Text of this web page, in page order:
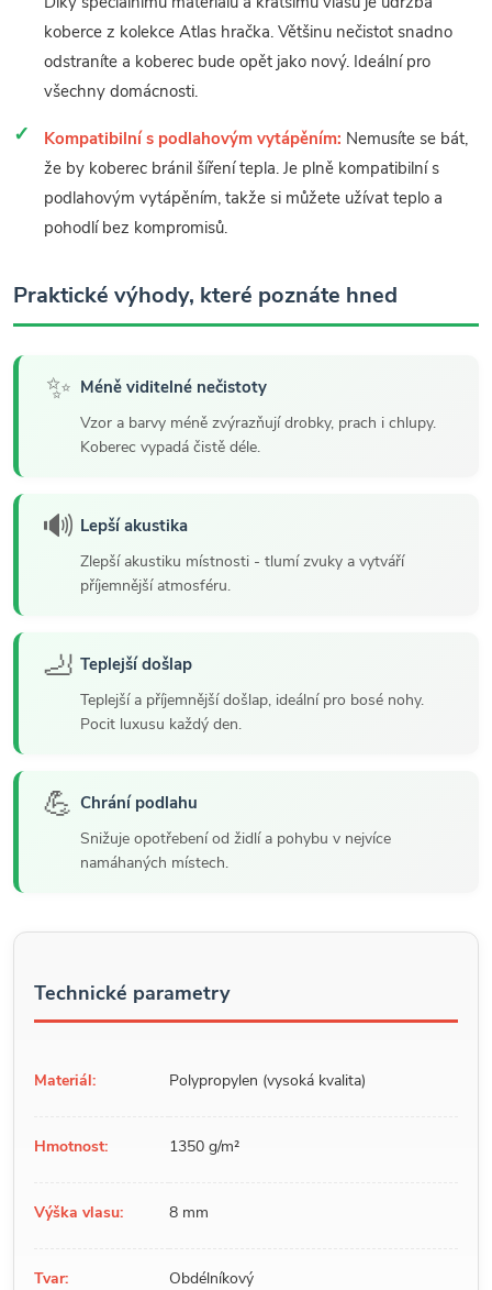
koberce z kolekce Atlas hračka. Většinu nečistot snadno
odstraníte a koberec bude opět jako nový. Ideální pro
všechny domácnosti.
Kompatibilní s podlahovým vytápěním: Nemusíte se bát,
že by koberec bránil šíření tepla. Je plně kompatibilní s
podlahovým vytápěním, takže si můžete užívat teplo a
pohodlí bez kompromisů.
Praktické výhody, které poznáte hned
✨ Méně viditelné nečistoty
Vzor a barvy méně zvýrazňují drobky, prach i chlupy.
Koberec vypadá čistě déle.
🔊 Lepší akustika
Zlepší akustiku místnosti - tlumí zvuky a vytváří
příjemnější atmosféru.
🦶 Teplejší došlap
Teplejší a příjemnější došlap, ideální pro bosé nohy.
Pocit luxusu každý den.
💪 Chrání podlahu
Snižuje opotřebení od židlí a pohybu v nejvíce
namáhaných místech.
Technické parametry
Materiál: Polypropylen (vysoká kvalita)
Hmotnost: 1350 g/m²
Výška vlasu: 8 mm
Tvar: Obdélníkový